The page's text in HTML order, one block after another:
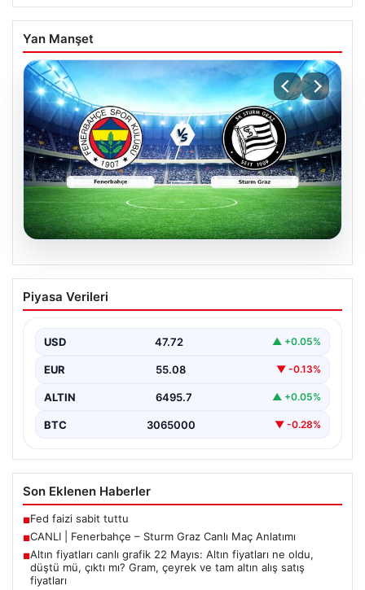
Yan Manşet
CANLI | Fenerbahçe – Sturm Graz Canlı
Maç Anlatımı
Piyasa Verileri
USD 47.72 ▲ +0.05%
EUR 55.08 ▼ -0.13%
ALTIN 6495.7 ▲ +0.05%
BTC 3065000 ▼ -0.28%
Son Eklenen Haberler
■Fed faizi sabit tuttu
■CANLI | Fenerbahçe – Sturm Graz Canlı Maç Anlatımı
■Altın fiyatları canlı grafik 22 Mayıs: Altın fiyatları ne oldu,
düştü mü, çıktı mı? Gram, çeyrek ve tam altın alış satış
fiyatları